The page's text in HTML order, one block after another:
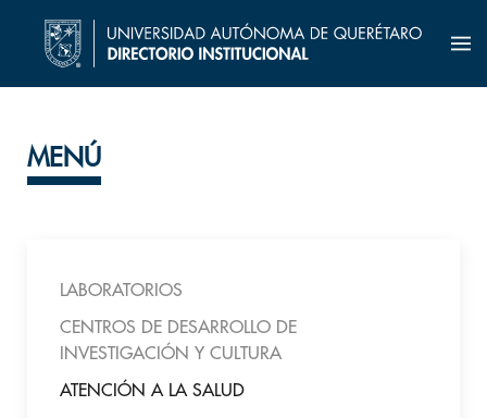
MENÚ
LABORATORIOS
CENTROS DE DESARROLLO DE
INVESTIGACIÓN Y CULTURA
ATENCIÓN A LA SALUD